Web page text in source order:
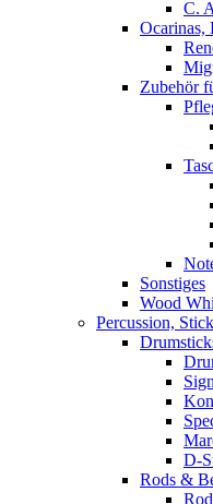
C.
Ocarinas,
Zubehör
Sonstiges
Wood
Percussion,
D-
Rods &